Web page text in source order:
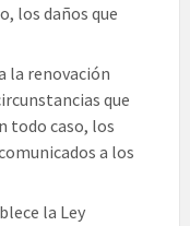
los daños que
la renovación
que
todo caso, los
a los
la Ley